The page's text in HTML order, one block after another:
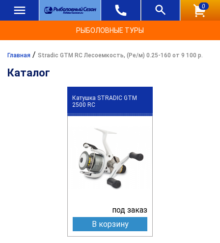
0
РЫБОЛОВНЫЕ ТУРЫ
Главная / Stradic GTM RC Лесоемкость, (Ре/м) 0.25-160 от 9 100 р.
Каталог
Катушка STRADIC GTM
2500 RC
под заказ
В корзину